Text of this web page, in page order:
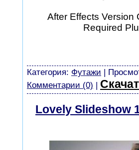
After Effects Version
Required
Категория: Футажи |
Комментарии (0)
Lovely Slideshow